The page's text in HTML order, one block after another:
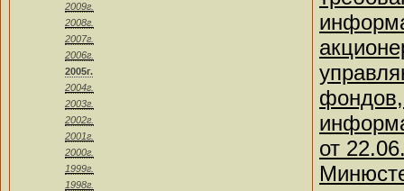
2009г.
2008г.
2007г.
2006г.
2005г.
2004г.
2003г.
2002г.
2001г.
2000г.
1999г.
1998г.
от